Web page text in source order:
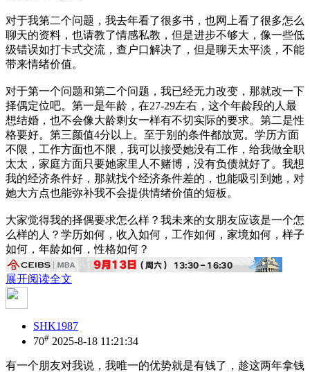
对于我第二个问题，我去年看了很多书，也网上看了很多怎么
聊天的资料，也请教了情感私教，但是进步不够大，像一些低
级错误如打卡式交流，查户口解决了，但是聊天太平淡，不能
带来情绪价值。
对于第一个问题和第二个问题，我已经无力改变，那就改一下
择偶定位吧。第一是年龄，在27-29左右，这个年龄段的人最
想结婚，也不会像大龄剩女一样有不切实际的要求。第二是性
格要好。第三颜值4分以上。至于别的条件都放宽。学历方面
不限，工作方面也不限，我可以接受她没有工作，给我做全职
太太，家庭方面只要她家里人不赌博，没有负债就好了。我想
我的经济条件好，那就找个经济条件差的，也能吸引到她，对
她大方点也能弥补我不会提供情绪价值的短板。
大家觉得我的择偶要求怎么样？我未来的女朋友应该是一个怎
么样的人？学历如何，收入如何，工作如何，家境如何，样子
如何，年龄如何，性格如何？
展开阅读全文
SHK1987
70# 2025-8-18 11:21:34
有一个朋友对我说，我唯一的优势就是有钱了，趁这两年拿钱